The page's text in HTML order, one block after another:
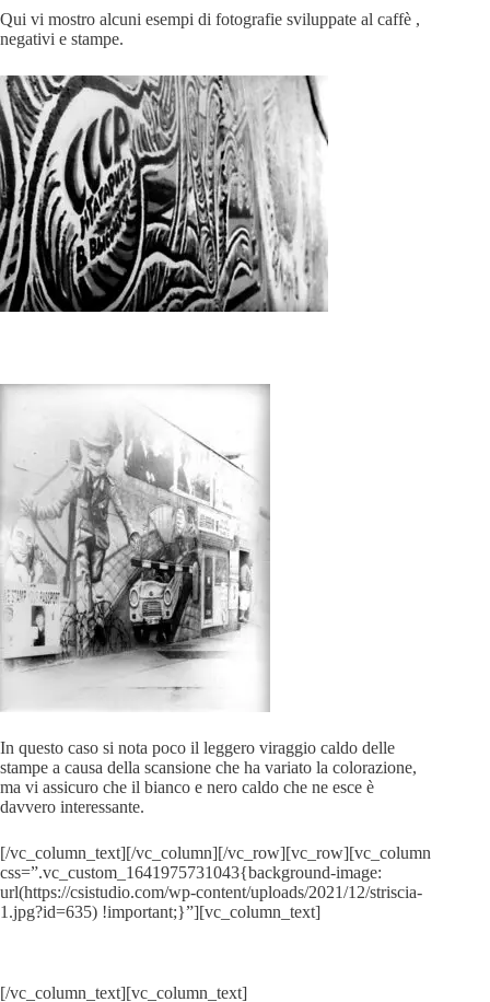
Qui vi mostro alcuni esempi di fotografie sviluppate al caffè ,
negativi e stampe.
In questo caso si nota poco il leggero viraggio caldo delle
stampe a causa della scansione che ha variato la colorazione,
ma vi assicuro che il bianco e nero caldo che ne esce è
davvero interessante.
[/vc_column_text][/vc_column][/vc_row][vc_row][vc_column
css=”.vc_custom_1641975731043{background-image:
url(https://csistudio.com/wp-content/uploads/2021/12/striscia-
1.jpg?id=635) !important;}”][vc_column_text]
[/vc_column_text][vc_column_text]